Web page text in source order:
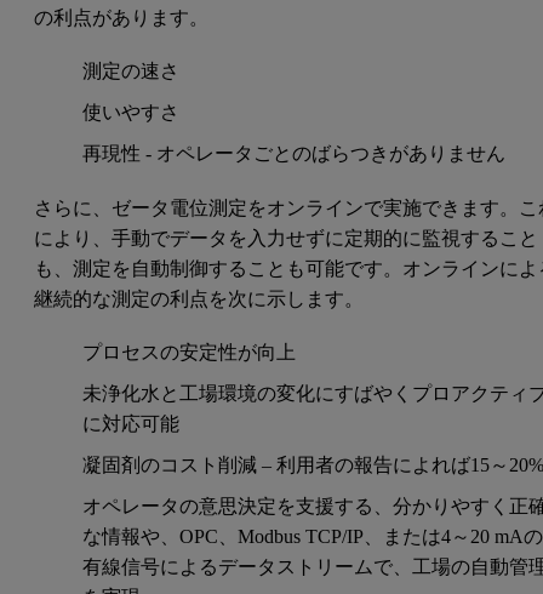
の利点があります。
測定の速さ
使いやすさ
再現性 - オペレータごとのばらつきがありません
さらに、ゼータ電位測定をオンラインで実施できます。こ
により、手動でデータを入力せずに定期的に監視すること
も、測定を自動制御することも可能です。オンラインによ
継続的な測定の利点を次に示します。
プロセスの安定性が向上
未浄化水と工場環境の変化にすばやくプロアクティ
に対応可能
凝固剤のコスト削減 – 利用者の報告によれば15～
オペレータの意思決定を支援する、分かりやすく正
な情報や、OPC、Modbus TCP/IP、または4～20 mAの
有線信号によるデータストリームで、工場の自動管